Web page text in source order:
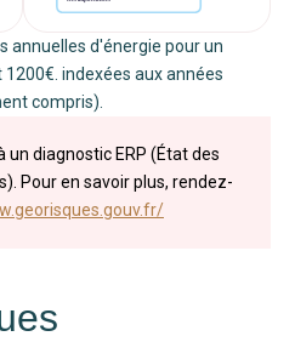
annuelles d'énergie pour un
indexées aux années
compris).
un diagnostic ERP (État des
Pour en savoir plus, rendez-